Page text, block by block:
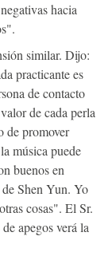
hacia
similar. Dijo:
practicante es
de contacto
de cada perla
de promover
música puede
buenos en
Shen Yun. Yo
cosas". El Sr.
apegos verá la